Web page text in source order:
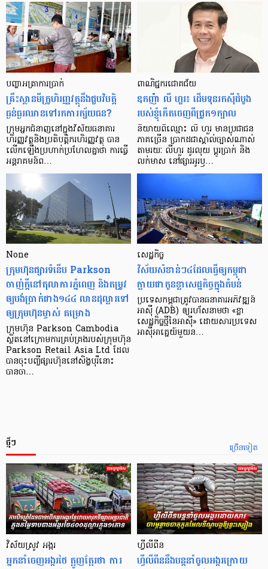
បញ្ហា​អត្រា​ការប្រាក់
គ្រឹះស្ថាន​មីក្រូ​ហិរញ្ញវត្ថុ​នឹង​ជួប​វិបត្តិ​
ធ្ងន់ធ្ងរ​ឈាន​ទៅ​រក​ការ​ក្ស័យធន?
ក្រុម​អ្នក​ជំនាញ​នៅ​ក្នុង​វិស័យ​ធនាគារ
ហិរញ្ញវត្ថុ​និង​ប្រតិបត្តិករ​ហិរញ្ញ​វត្ថុ បាន​​
លើក​ឡើង​ប្រហាក់​ប្រហែល​គ្នា​ថា ការ​ធ្វើ​
អន្តរាគមន៍​ព…
ពាណិជ្ជករជោគជ័យ
ឧកញ៉ា លី ហួរ៖ ដើមទុនរកស៊ីដំបូង
របស់ខ្ញុំកើតចេញពីជ្រូក១ក្បាល
និយាយ​ពី​ឈ្មោះ លី ហួរ មាន​ប្រជាជន​
ភាគ​ច្រើន ប្រាកដ​ជា​ស្គាល់​ច្បាស់​ណាស់
តាមរយៈ លីហួរ ដូរ​លុយ ប្តូរ​បា្រក់ និង​
លក់​មាស នៅ​ផ្សារ​អូរ​ឫ…
None
ក្រុមហ៊ុនផ្សារទំនើប Parkson
ចាញ់ក្ដីនៅតុលាការភ្នំពេញ និងតម្រូវ
ឲ្យបង់ប្រាក់ជាង១៤៤ លានដុល្លារទៅ
ឲ្យក្រុមហ៊ុនម្ចាស់ គម្រោង
ក្រុមហ៊ុន Parkson Cambodia
ស្ថិតនៅក្រោមការគ្រប់គ្រងរបស់ក្រុមហ៊ុន
Parkson Retail Asia Ltd ដែល
បានចុះបញ្ចីផ្សារហ៊ុននៅសិង្ហបុរីនោះ
បានចា…
សេដ្ឋកិច្ច​
វិស័យ​សំខាន់ៗ​៤​ដែល​ធ្វើ​ឲ្យ​កម្ពុជា​
ក្លាយ​ជា​កូន​ខ្លា​សេដ្ឋកិច្ច​ក្នុង​តំបន់
ប្រទេស​កម្ពុជា​ត្រូវ​បាន​ធនាគារ​អភិវឌ្ឍន៍​
អាស៊ី (ADB) ឲ្យ​រហ័ស​នាមថា «ខ្លា​
សេដ្ឋកិច្ច​ថ្មី​នៃ​អាស៊ី» ដោយសារ​ប្រទេស​
អាស៊ី​អាគ្នេយ៍​មួយ​ន…
ច្រើនទៀត
ថ្មីៗ
វិស័យស្រូវ អង្ករ
អ្នកនាំចេញអង្ករថៃ ត្អូញត្អែរថា ការ
ហ្វីលីពីន
ហ្វីលីពីននឹងបន្តនាំចូលអង្ករក្រោយ